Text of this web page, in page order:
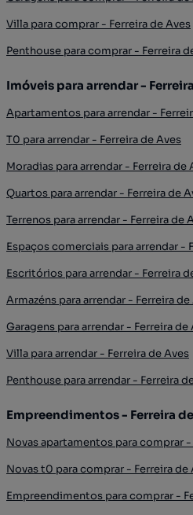
Villa para comprar - Ferreira de Aves
Penthouse para comprar - Ferreira
Imóveis para arrendar -
Apartamentos para arrendar -
T0 para arrendar - Ferreira de Aves
Moradias para arrendar - Ferreira de
Quartos para arrendar - Ferreira de
Terrenos para arrendar - Ferreira de
Espaços comerciais para arrendar -
Escritórios para arrendar - Ferreira
Armazéns para arrendar - Ferreira de
Garagens para arrendar - Ferreira de
Villa para arrendar - Ferreira de Aves
Penthouse para arrendar - Ferreira
Empreendimentos - Ferreira
Novas apartamentos para comprar -
Novas t0 para comprar - Ferreira de
Empreendimentos para comprar -